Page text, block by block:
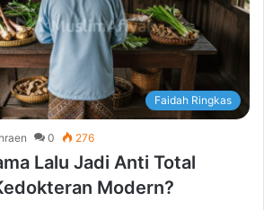
Faidah Ringkas
0 276
Lalu Jadi Anti Total
Modern?